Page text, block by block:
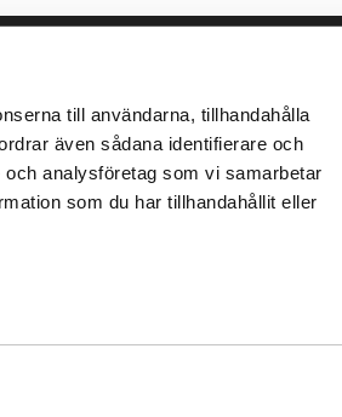
till användarna, tillhandahålla
även sådana identifierare och
analysföretag som vi samarbetar
som du har tillhandahållit eller
Integritet